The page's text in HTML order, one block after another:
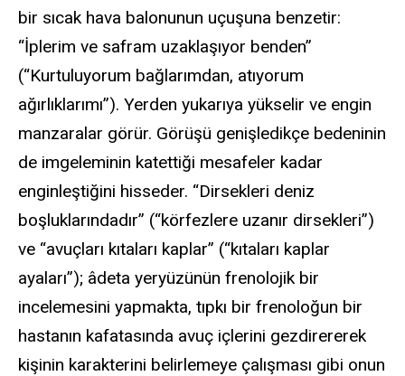
bir sıcak hava balonunun uçuşuna benzetir:
“İplerim ve safram uzaklaşıyor benden”
(“Kurtuluyorum bağlarımdan, atıyorum
ağırlıklarımı”). Yerden yukarıya yükselir ve engin
manzaralar görür. Görüşü genişledikçe bedeninin
de imgeleminin katettiği mesafeler kadar
enginleştiğini hisseder. “Dirsekleri deniz
boşluklarındadır” (“körfezlere uzanır dirsekleri”)
ve “avuçları kıtaları kaplar” (“kıtaları kaplar
ayaları”); âdeta yeryüzünün frenolojik bir
incelemesini yapmakta, tıpkı bir frenoloğun bir
hastanın kafatasında avuç içlerini gezdirererek
kişinin karakterini belirlemeye çalışması gibi onun